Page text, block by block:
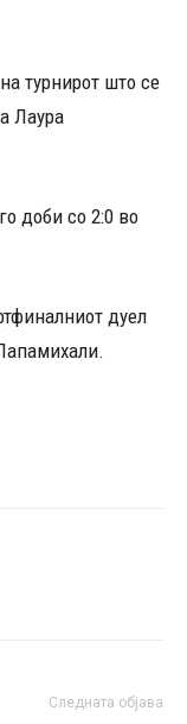
турнирот што се
Лаура
доби со 2:0 во
дуел
Следната објава